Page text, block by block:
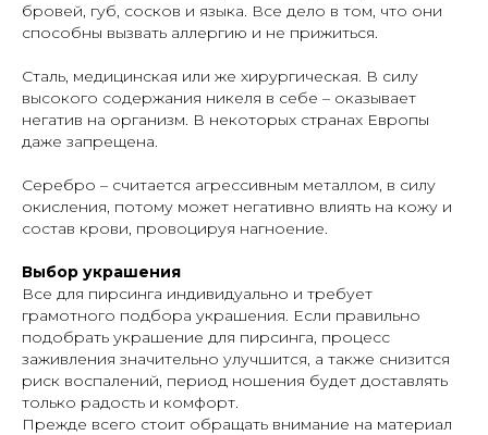
бровей, губ, сосков и языка. Все дело в том, что они
способны вызвать аллергию и не прижиться.
Сталь, медицинская или же хирургическая. В силу
высокого содержания никеля в себе – оказывает
негатив на организм. В некоторых странах Европы
даже запрещена.
Серебро – считается агрессивным металлом, в силу
окисления, потому может негативно влиять на кожу и
состав крови, провоцируя нагноение.
Выбор украшения
Все для пирсинга индивидуально и требует
грамотного подбора украшения. Если правильно
подобрать украшение для пирсинга, процесс
заживления значительно улучшится, а также снизится
риск воспалений, период ношения будет доставлять
только радость и комфорт.
Прежде всего стоит обращать внимание на материал